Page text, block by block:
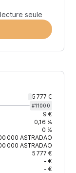
seule
- 5 777 €
#11000
9 €
0,16 %
0 %
000 ASTRADAO
000 ASTRADAO
5 777 €
- €
- €